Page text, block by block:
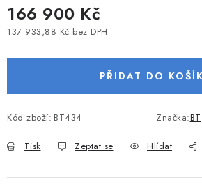
PŘÍSLUŠENSTVÍ K ČLUNŮM
Doprava a platba Servis
Reklamace
166 900 Kč
137 933,88 Kč bez DPH
PŘIDAT DO
Kód zboží: BT434 Značka:BT
Tisk Zeptat se Hlídat